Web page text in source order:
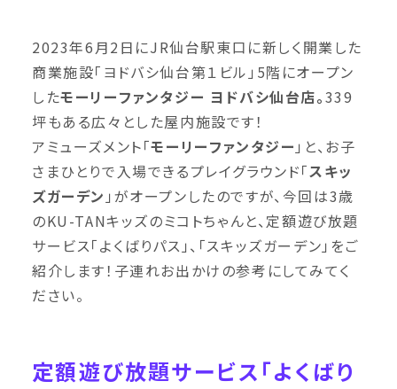
2023年6月2日にJR仙台駅東口に新しく開業した
商業施設「ヨドバシ仙台第１ビル」5階にオープン
したモーリーファンタジー ヨドバシ仙台店。339
坪もある広々とした屋内施設です！
アミューズメント「モーリーファンタジー 」と、お子
さまひとりで入場できるプレイグラウンド「スキッ
ズガーデン 」がオープンしたのですが、今回は3歳
のKU-TANキッズのミコトちゃんと、定額遊び放題
サービス「よくばりパス」、「スキッズガーデン」をご
紹介します！子連れお出かけの参考にしてみてく
ださい。
定額遊び放題サービス「よくばり